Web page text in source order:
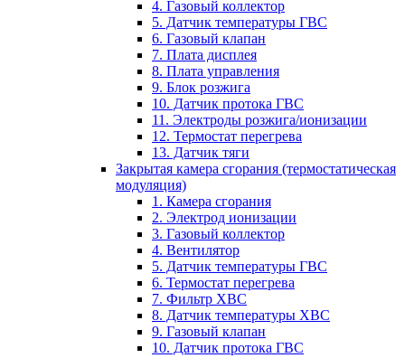
4. Газовый коллектор
5. Датчик температуры ГВС
6. Газовый клапан
7. Плата дисплея
8. Плата управления
9. Блок розжига
10. Датчик протока ГВС
11. Электроды розжига/ионизации
12. Термостат перегрева
13. Датчик тяги
Закрытая камера сгорания (термостатическая
модуляция)
1. Камера сгорания
2. Электрод ионизации
3. Газовый коллектор
4. Вентилятор
5. Датчик температуры ГВС
6. Термостат перегрева
7. Фильтр ХВС
8. Датчик температуры ХВС
9. Газовый клапан
10. Датчик протока ГВС